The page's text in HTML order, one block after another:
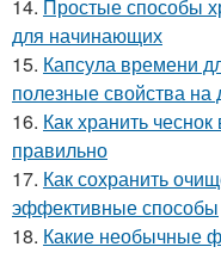
14. Простые способы
для начинающих
15. Капсула времени
полезные свойства на
16. Как хранить
правильно
17. Как сохранить
эффективные способы
18. Какие необычные